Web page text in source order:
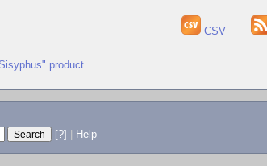
CSV
product
[?] Help